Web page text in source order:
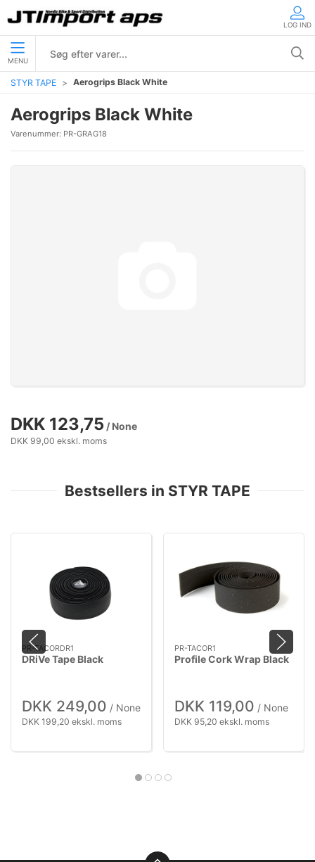
LOG IND
MENU
STYR TAPE Aerogrips Black White
Aerogrips Black White
Varenummer: PR-GRAG18
DKK 123,75 / None
DKK 99,00 ekskl. moms
Bestsellers in STYR TAPE
PR-TACORDR1
DRiVe Tape Black
DKK 249,00 / None
DKK 199,20 ekskl. moms
PR-TACOR1
Profile Cork Wrap Black
DKK 119,00 / None
DKK 95,20 ekskl. moms